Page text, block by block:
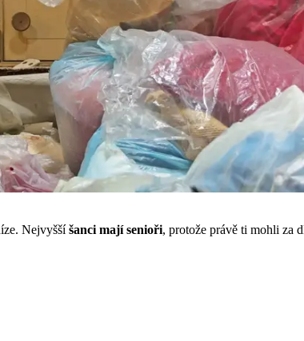
Nejvyššíšanci mají senioři, protože právě ti mohli za